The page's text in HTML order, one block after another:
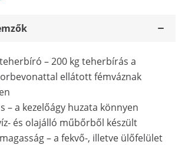
– 200 kg teherbírás a
ellátott fémváznak
– a kezelőágy huzata könnyen
és olajálló műbőrből készült
– a fekvő-, illetve ülőfelület